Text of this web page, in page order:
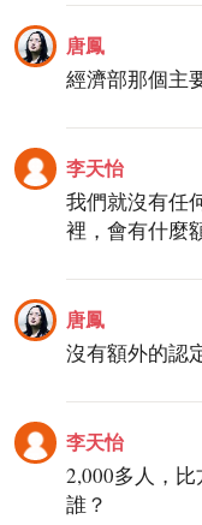
唐鳳
經濟部那個主
李天怡
我們就沒有任
裡，會有什麼
唐鳳
沒有額外的認
李天怡
2,000多人，
誰？